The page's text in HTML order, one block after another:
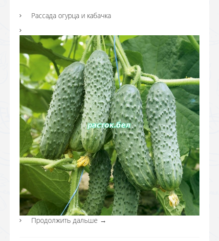
Рассада огурца и кабачка
Продолжить дальше →